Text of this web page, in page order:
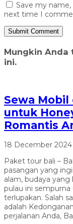
Save my
next time I
Mungkin
ini.
Sewa
untuk
Romantis
18 December 2024
Paket tour bali –
pasangan yang
alam, budaya
pulau ini
terlupakan. Salah
adalah
perjalanan Anda,